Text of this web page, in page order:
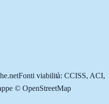
Fonti viabilità: CCISS, ACI,
© OpenStreetMap